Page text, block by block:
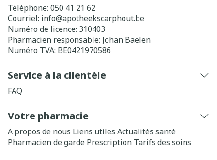
Téléphone: 050 41 21 62
Courriel: info@apotheekscarphout.be
Numéro de licence: 310403
Pharmacien responsable: Johan Baelen
Numéro TVA: BE0421970586
Service à la clientèle
FAQ
Votre pharmacie
A propos de nous Liens utiles Actualités santé
Pharmacien de garde Prescription Tarifs des soins